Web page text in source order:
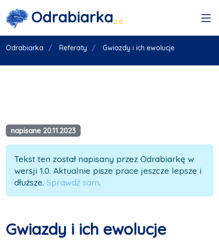
Odrabiarka2.0
Odrabiarka Referaty Gwiazdy i ich ewolucje
napisane 20.11.2023
Tekst ten został napisany przez Odrabiarkę w
wersji 1.0. Aktualnie pisze prace jeszcze lepsze i
dłuższe. Sprawdź sam.
Gwiazdy i ich ewolucje